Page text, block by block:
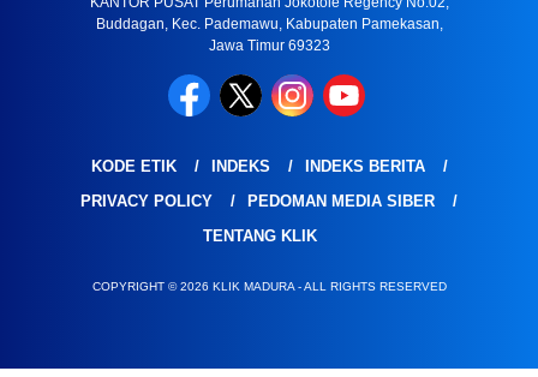
Buddagan, Kec. Pademawu, Kabupaten Pamekasan,
Jawa Timur 69323
KODE ETIK INDEKS
INDEKS BERITA
PRIVACY POLICY
PEDOMAN MEDIA SIBER
TENTANG KLIK
COPYRIGHT © 2026 KLIK MADURA - ALL RIGHTS RESERVED